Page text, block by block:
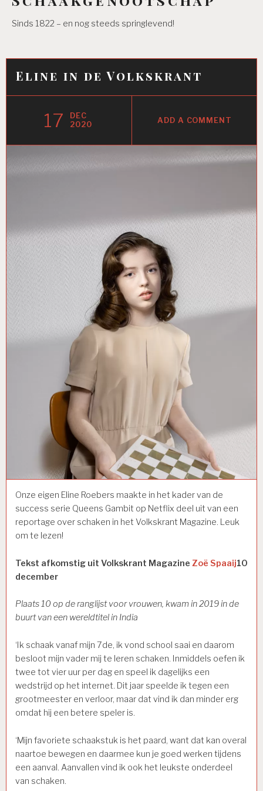
Sinds 1822 – en nog steeds springlevend!
Eline in de Volkskrant
17
DEC
2020
ADD A COMMENT
Onze eigen Eline Roebers maakte in het kader van de
success serie Queens Gambit op Netflix deel uit van een
reportage over schaken in het Volkskrant Magazine. Leuk
om te lezen!
Tekst afkomstig uit Volkskrant Magazine Zoë Spaaij10
december
Plaats 10 op de ranglijst voor vrouwen, kwam in 2019 in de
buurt van een wereldtitel in India
‘Ik schaak vanaf mijn 7de, ik vond school saai en daarom
besloot mijn vader mij te leren schaken. Inmiddels oefen ik
twee tot vier uur per dag en speel ik dagelijks een
wedstrijd op het internet. Dit jaar speelde ik tegen een
grootmeester en verloor, maar dat vind ik dan minder erg
omdat hij een betere speler is.
‘Mijn favoriete schaakstuk is het paard, want dat kan overal
naartoe bewegen en daarmee kun je goed werken tijdens
een aanval. Aanvallen vind ik ook het leukste onderdeel
van schaken.